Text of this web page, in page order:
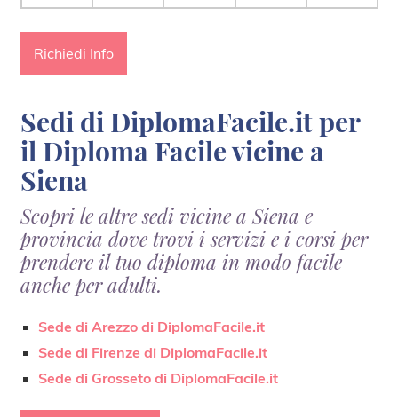
Richiedi Info
Sedi di DiplomaFacile.it per
il Diploma Facile vicine a
Siena
Scopri le altre sedi vicine a Siena e
provincia dove trovi i servizi e i corsi per
prendere il tuo diploma in modo facile
anche per adulti.
Sede di Arezzo di DiplomaFacile.it
Sede di Firenze di DiplomaFacile.it
Sede di Grosseto di DiplomaFacile.it